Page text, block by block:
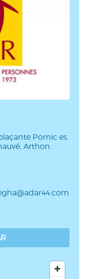
Pornic es
Arthon.